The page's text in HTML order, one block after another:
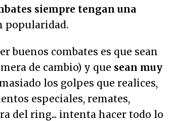
siempre tengan una
popularidad.
buenos combates es que sean
de cambio) y que sean muy
los golpes que realices,
especiales, remates,
del ring... intenta hacer todo lo